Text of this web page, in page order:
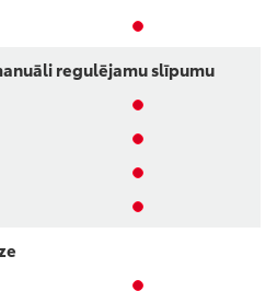
regulējamu slīpumu